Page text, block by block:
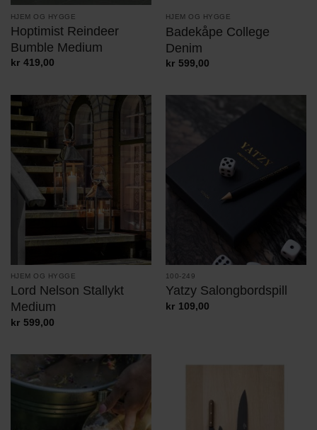
HJEM OG HYGGE
Hoptimist Reindeer
Bumble Medium
kr 419,00
HJEM OG HYGGE
Badekåpe College
Denim
kr 599,00
HJEM OG HYGGE
Lord Nelson Stallykt
Medium
kr 599,00
100-249
Yatzy Salongbordspill
kr 109,00